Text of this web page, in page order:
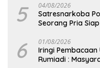
5 04/08/2026
Satresnarkoba
Seorang Pria
6 01/08/2026
Iringi Pembacaan
Rumiadi : Masyarakat